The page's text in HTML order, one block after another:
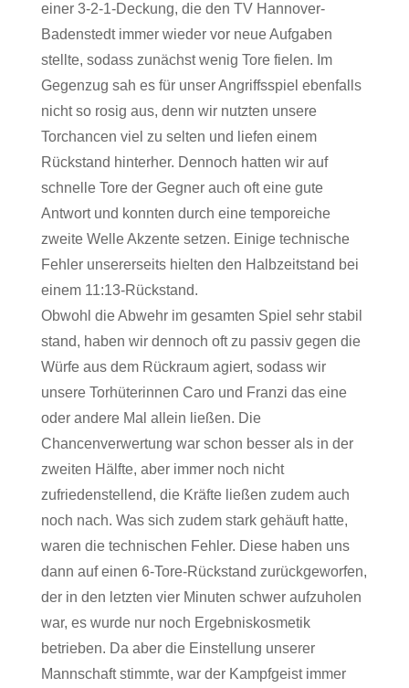
einer 3-2-1-Deckung, die den TV Hannover-
Badenstedt immer wieder vor neue Aufgaben
stellte, sodass zunächst wenig Tore fielen. Im
Gegenzug sah es für unser Angriffsspiel ebenfalls
nicht so rosig aus, denn wir nutzten unsere
Torchancen viel zu selten und liefen einem
Rückstand hinterher. Dennoch hatten wir auf
schnelle Tore der Gegner auch oft eine gute
Antwort und konnten durch eine temporeiche
zweite Welle Akzente setzen. Einige technische
Fehler unsererseits hielten den Halbzeitstand bei
einem 11:13-Rückstand.
Obwohl die Abwehr im gesamten Spiel sehr stabil
stand, haben wir dennoch oft zu passiv gegen die
Würfe aus dem Rückraum agiert, sodass wir
unsere Torhüterinnen Caro und Franzi das eine
oder andere Mal allein ließen. Die
Chancenverwertung war schon besser als in der
zweiten Hälfte, aber immer noch nicht
zufriedenstellend, die Kräfte ließen zudem auch
noch nach. Was sich zudem stark gehäuft hatte,
waren die technischen Fehler. Diese haben uns
dann auf einen 6-Tore-Rückstand zurückgeworfen,
der in den letzten vier Minuten schwer aufzuholen
war, es wurde nur noch Ergebniskosmetik
betrieben. Da aber die Einstellung unserer
Mannschaft stimmte, war der Kampfgeist immer